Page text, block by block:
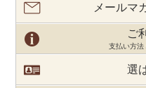
メールマ
ご
支払い方法
選